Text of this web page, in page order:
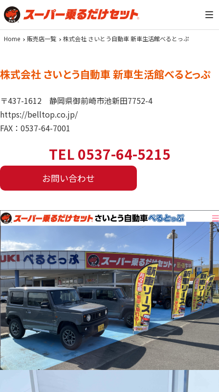
Home 販売店一覧 株式会社 さいとう自動車 新車生活館べるとっぷ
株式会社 さいとう自動車 新車生活館べるとっぷ
〒437-1612
静岡県御前崎市池新田7752-4
https://belltop.co.jp/
FAX：0537-64-7001
TEL 0537-64-5215
お問い合わせ